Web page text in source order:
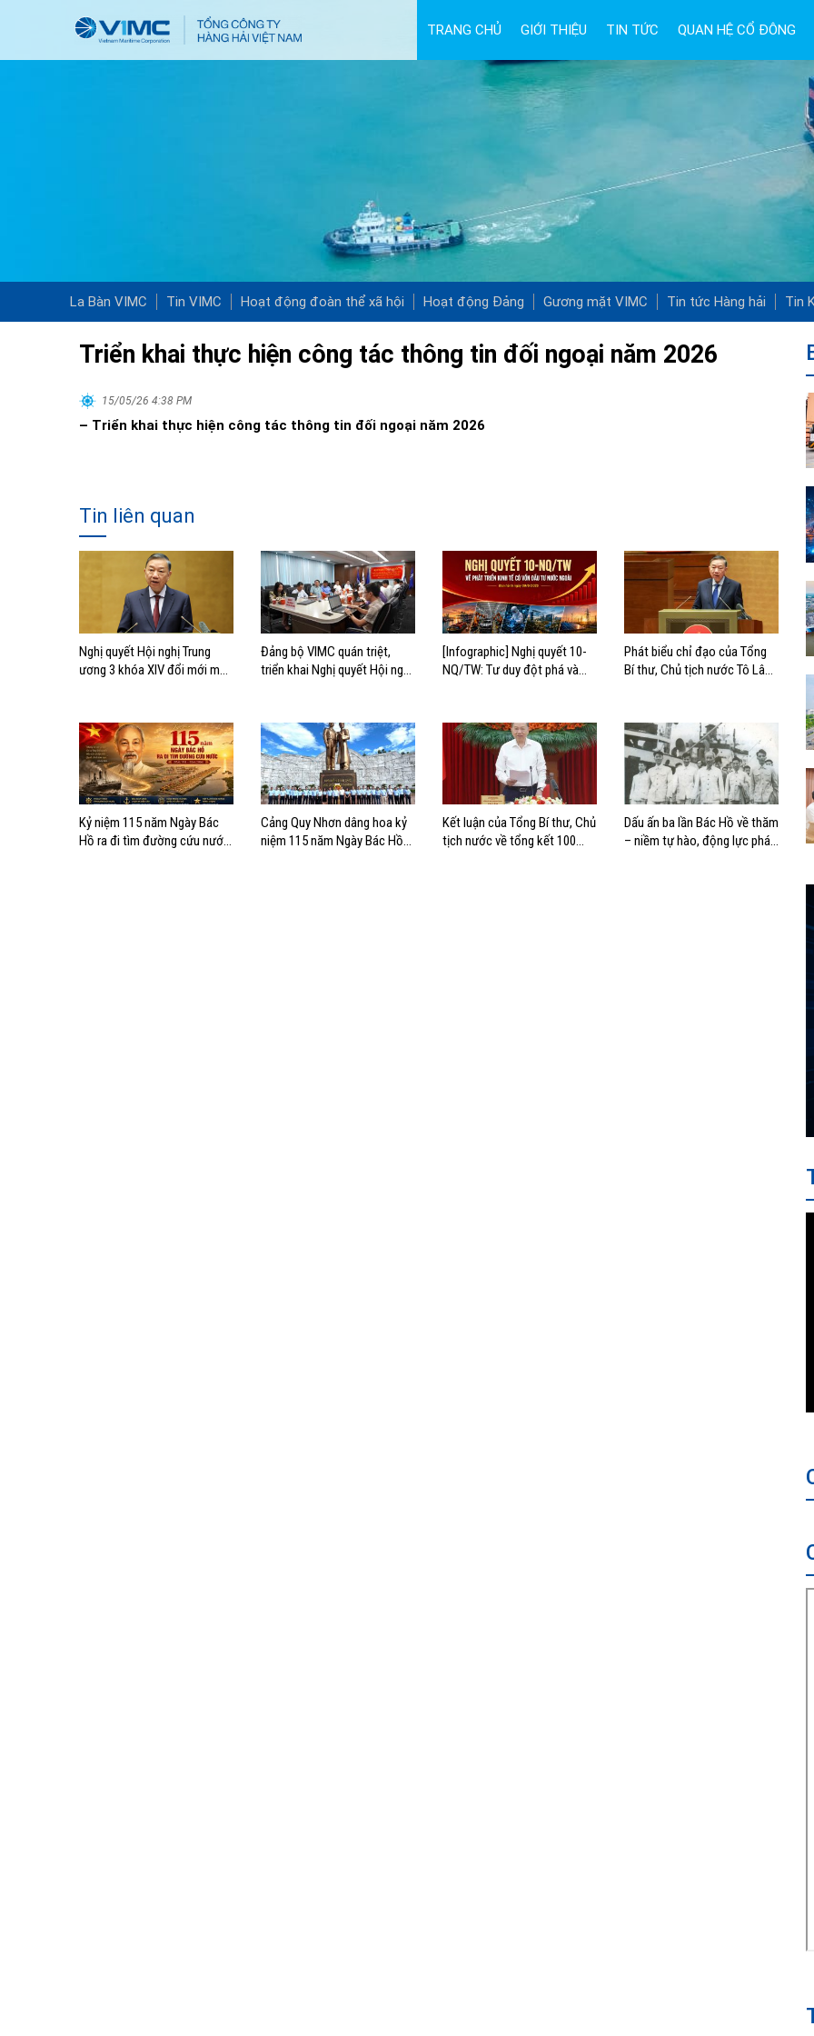
TRANG CHỦ GIỚI THIỆU TIN TỨC QUAN HỆ CỔ ĐÔNG
La Bàn VIMC Tin VIMC Hoạt động đoàn thể xã hội Hoạt động Đảng Gương mặt VIMC Tin tức Hàng hải Tin
Triển khai thực hiện công tác thông tin đối ngoại năm 2026
15/05/26 4:38 PM
– Triển khai thực hiện công tác thông tin đối ngoại năm 2026
Tin liên quan
Nghị quyết Hội nghị Trung
ương 3 khóa XIV đổi mới mô
Đảng bộ VIMC quán triệt,
triển khai Nghị quyết Hội nghị
[Infographic] Nghị quyết 10-
NQ/TW: Tư duy đột phá và
Phát biểu chỉ đạo của Tổng
Bí thư, Chủ tịch nước Tô Lâm
Kỷ niệm 115 năm Ngày Bác
Hồ ra đi tìm đường cứu nước:
Cảng Quy Nhơn dâng hoa kỷ
niệm 115 năm Ngày Bác Hồ
Kết luận của Tổng Bí thư, Chủ
tịch nước về tổng kết 100
Dấu ấn ba lần Bác Hồ về thăm
– niềm tự hào, động lực phát